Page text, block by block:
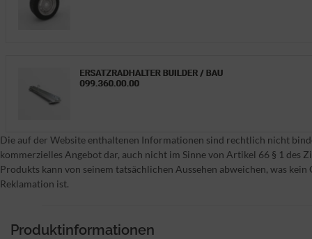
Die auf der Website enthaltenen Informationen sind rechtlich nicht
kommerzielles Angebot dar, auch nicht im Sinne von Artikel 66 § 1 des
Produkts kann von seinem tatsächlichen Aussehen abweichen, was kein
Reklamation ist.
Produktinformationen